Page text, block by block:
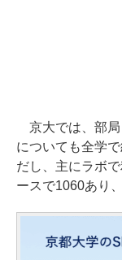
京大では、部局
についても全学
だし、主にラボ
ースで1060あり